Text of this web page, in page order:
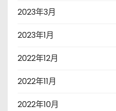
2023年3月
2023年1月
2022年12月
2022年11月
2022年10月